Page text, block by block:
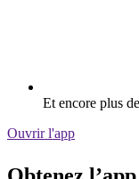
Et encore plus
Ouvrir l'app